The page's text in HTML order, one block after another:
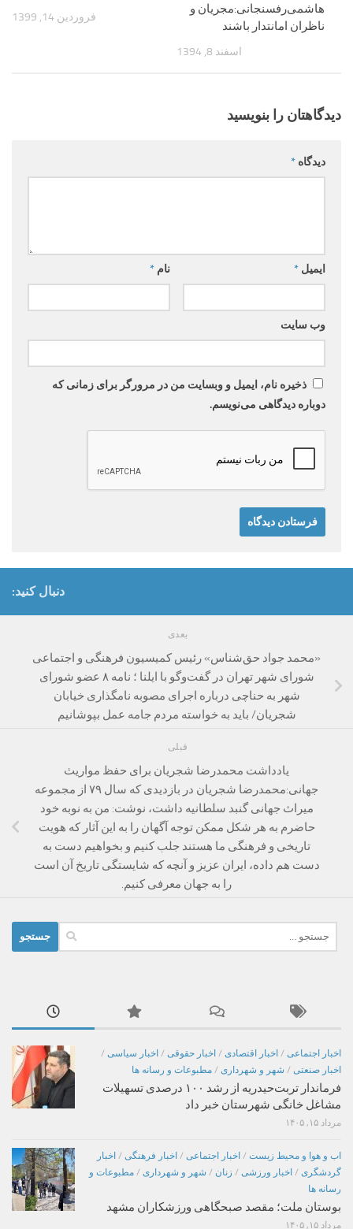
فروردین 14, 1399
هاشمی‌رفسنجانی:مجریان و
ناظران امانتدار باشند
اسفند 8, 1394
دیدگاهتان را بنویسید
دیدگاه *
نام * ایمیل *
وب‌ سایت
ذخیره نام، ایمیل و وبسایت من در مرورگر برای زمانی که
دوباره دیدگاهی می‌نویسم.
دنبال کنید:
بعدی
«محمد جواد حق‌شناس» رئیس کمیسیون فرهنگی و اجتماعی
شورای شهر تهران در گفت‌وگو با ایلنا ؛ نامه ۸ عضو شورای
شهر به حناچی درباره اجرای مصوبه نامگذاری خیابان
شجریان/ باید به خواسته مردم جامه عمل بپوشانیم
قبلی
یادداشت محمدرضا شجریان برای حفظ مواریث
جهانی‌:محمدرضا شجریان در بازدیدی که سال ۷۹ از مجموعه
میراث جهانی گنبد سلطانیه داشت، نوشت: من به نوبه خود
حاضرم به هر شکل ممکن توجه آگهان را به این آثار که هویت
تاریخی و فرهنگی ما هستند جلب کنیم و بخواهیم دست به
دست هم داده، ایران عزیز و آنچه که شایستگی تاریخ آن است
را به جهان معرفی کنیم.‌
برای:
اخبار اجتماعی / اخبار اقتصادی / اخبار حقوقی / اخبار سیاسی /
اخبار صنعتی / شهر و شهرداری / مطبوعات و رسانه ها
فرماندار تربت‌حیدریه از رشد ۱۰۰ درصدی تسهیلات
مشاغل خانگی شهرستان خبر داد
مرداد ۱۵, ۱۴۰۵
اب و هوا و محیط زیست / اخبار اجتماعی / اخبار فرهنگی / اخبار
گردشگری / اخبار ورزشی / زنان / شهر و شهرداری / مطبوعات و
رسانه ها
بوستان ملت؛ مقصد صبحگاهی ورزشکاران مشهد
مرداد ۱۵, ۱۴۰۵